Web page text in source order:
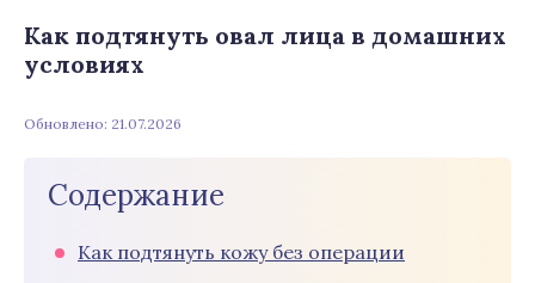
Как подтянуть овал лица в домашних
условиях
Обновлено: 21.07.2026
Содержание
Как подтянуть кожу без операции